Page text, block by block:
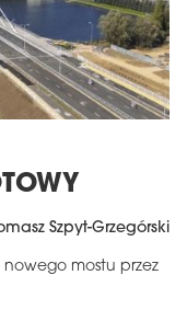
Szpyt-Grzegórski
nowego mostu przez